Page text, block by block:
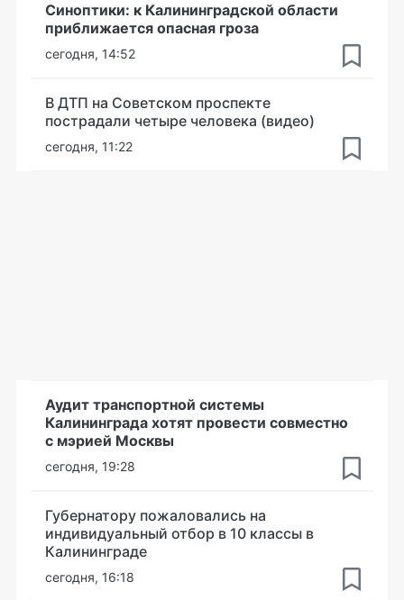
Синоптики: к Калининградской области
приближается опасная гроза
сегодня, 14:52
В ДТП на Советском проспекте
пострадали четыре человека (видео)
сегодня, 11:22
Аудит транспортной системы
Калининграда хотят провести совместно
с мэрией Москвы
сегодня, 19:28
Губернатору пожаловались на
индивидуальный отбор в 10 классы в
Калининграде
сегодня, 16:18